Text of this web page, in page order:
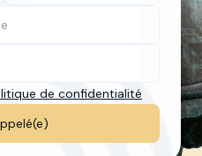
de confidentialité